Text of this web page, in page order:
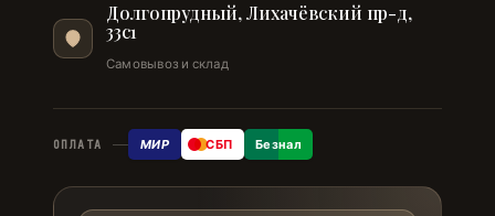
Долгопрудный, Лихачёвский пр-д,
33с1
Самовывоз и склад
ОПЛАТА МИР СБП Безнал